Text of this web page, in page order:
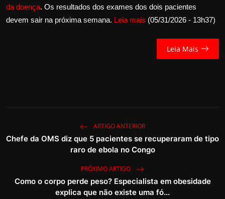
Fama e TV
da doença. Os resultados dos exames dos dois pacientes
devem sair na próxima semana. Leia mais (05/31/2026 - 13h37)
Leia Mais
ARTIGO ANTERIOR
Chefe da OMS diz que 5 pacientes se recuperaram de tipo
raro de ebola no Congo
PRÓXIMO ARTIGO
Como o corpo perde peso? Especialista em obesidade
explica que não existe uma fó...